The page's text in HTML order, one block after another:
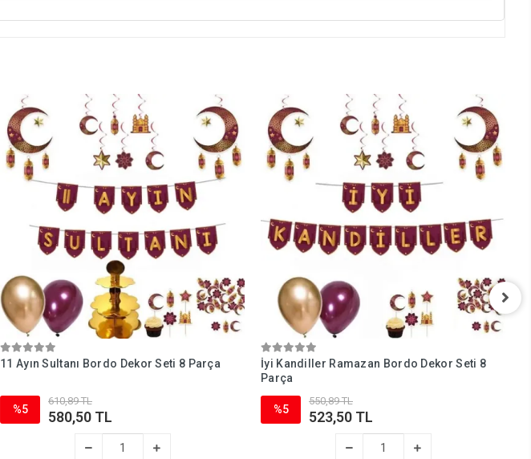
11 Ayın Sultanı Bordo Dekor Seti 8 Parça
%5
610,89 TL
580,50 TL
İyi Kandiller Ramazan Bordo Dekor Seti 8
Parça
%5
550,89 TL
523,50 TL